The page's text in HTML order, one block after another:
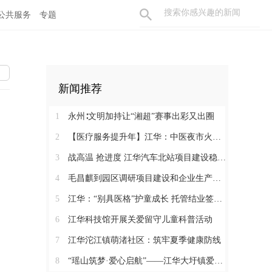
共服务 专题
新闻推荐
1 永州∶文明加持让“湘超”赛事出彩又出圈
2 【医疗服务提升年】江华：中医夜市火爆火车站
3 战高温 抢进度 江华汽车北站项目建设稳步推进
4 毛昌麒到园区调研项目建设和企业生产情况
5 江华：“别具医格”护童成长 托管结业签约同行
6 江华科技馆开展关爱留守儿童科普活动
7 江华沱江镇萌渚社区：筑牢夏季健康防线
8 “瑶山筑梦·爱心启航”——江华大圩镇爱心助学捐赠仪式圆满举行